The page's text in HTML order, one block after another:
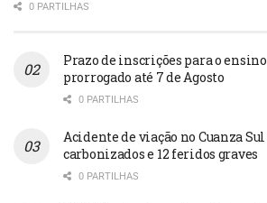
0 PARTILHAS
Prazo de inscrições para o
prorrogado até 7 de Agosto
0 PARTILHAS
Acidente de viação no Cuanza
carbonizados e 12 feridos graves
0 PARTILHAS